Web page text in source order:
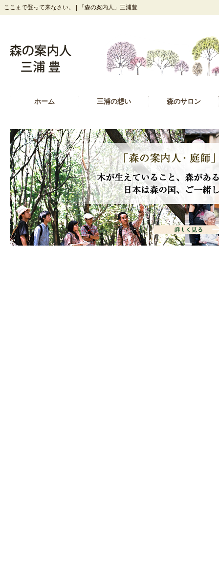
ここまで登って来なさい。 | 「森の案内人」三浦豊
ホーム 三浦の想い 森のサロン